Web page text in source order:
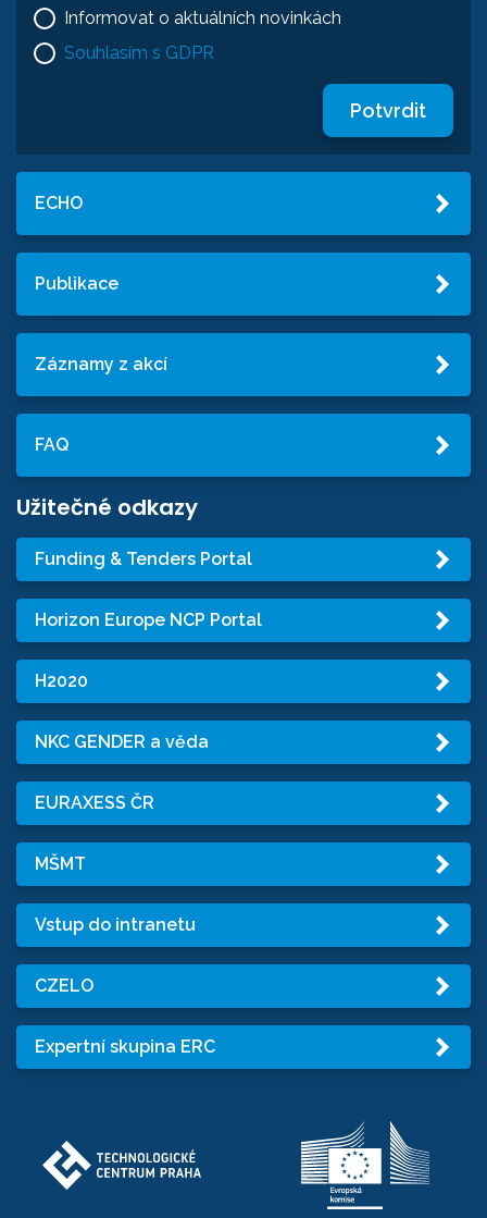
Informovat o aktuálních novinkách
Souhlasím s GDPR
Potvrdit
ECHO
Publikace
Záznamy z akcí
FAQ
Užitečné odkazy
Funding & Tenders Portal
Horizon Europe NCP Portal
H2020
NKC GENDER a věda
EURAXESS ČR
MŠMT
Vstup do intranetu
CZELO
Expertní skupina ERC